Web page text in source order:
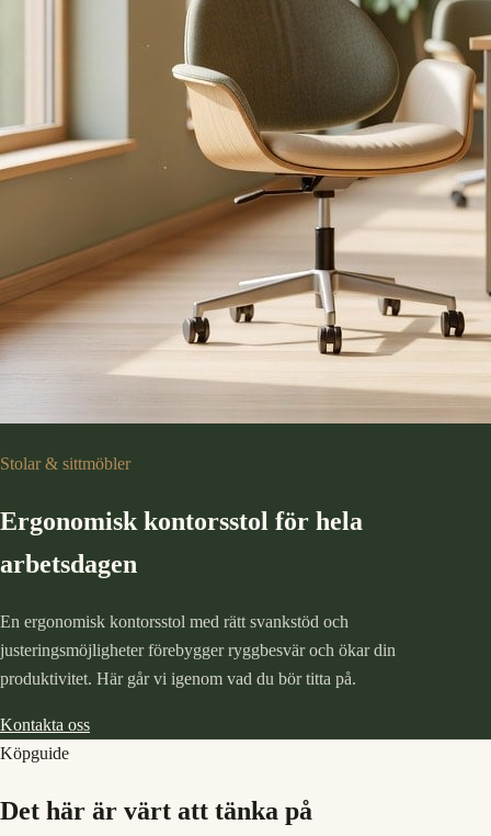
Stolar & sittmöbler
Ergonomisk kontorsstol för hela
arbetsdagen
En ergonomisk kontorsstol med rätt svankstöd och
justeringsmöjligheter förebygger ryggbesvär och ökar din
produktivitet. Här går vi igenom vad du bör titta på.
Kontakta oss
Köpguide
Det här är värt att tänka på